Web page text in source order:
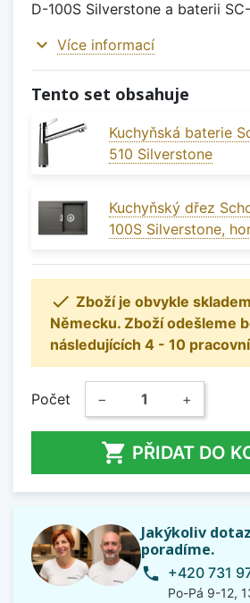
D-100S Silverstone a baterii
expand_more Více informací
Tento set obsahuje
Kuchyňská baterie
510 Silverstone
Kuchyňský dřez
100S Silverstone,
 Zboží je obvykle
Německu. Zboží odešleme
následujících 4 - 10
Počet − +
 PŘIDAT DO
Jakýkoliv
poradíme.
phone +420 731
Po-Pá 9-12,